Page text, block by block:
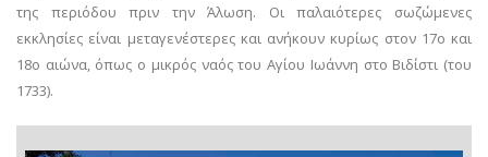
της περιόδου πριν την Άλωση. Οι παλαιότερες σωζώμενες
εκκλησίες είναι μεταγενέστερες και ανήκουν κυρίως στον 17ο και
18ο αιώνα, όπως ο μικρός ναός του Αγίου Ιωάννη στο Βιδίστι (του
1733).